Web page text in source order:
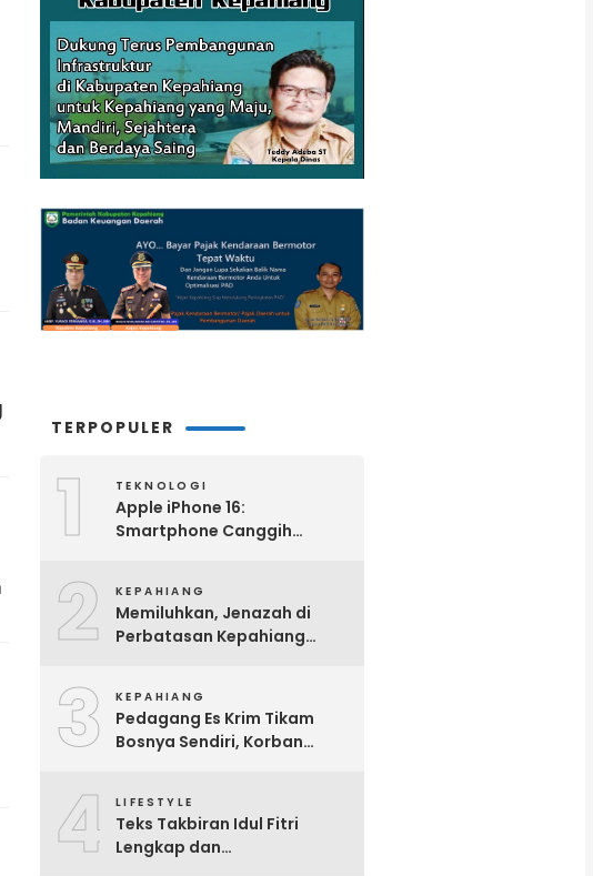
TERPOPULER
1 TEKNOLOGI
Apple iPhone 16:
Smartphone Canggih
2 KEPAHIANG
Memiluhkan, Jenazah di
Perbatasan Kepahiang
3 KEPAHIANG
Pedagang Es Krim Tikam
Bosnya Sendiri, Korban
4 LIFESTYLE
Teks Takbiran Idul Fitri
Lengkap dan